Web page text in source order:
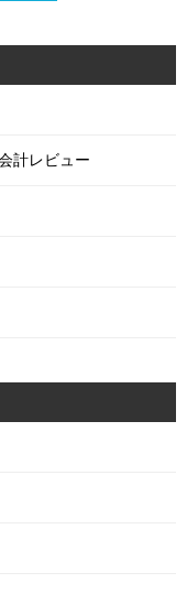
計レビュー